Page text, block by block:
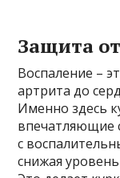
Защита
Воспаление –
артрита до
Именно здесь
впечатляющие
с
снижая